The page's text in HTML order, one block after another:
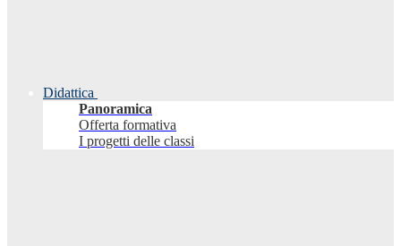
Didattica
Panoramica
Offerta formativa
I progetti delle classi